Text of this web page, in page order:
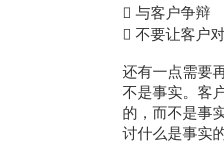
 与客户争辩
 不要让客户
还有一点需要
不是事实。客
的，而不是事
讨什么是事实